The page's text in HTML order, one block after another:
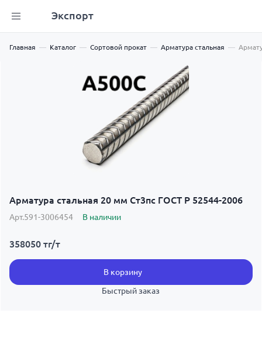
Экспорт
Главная Каталог Сортовой прокат Арматура стальная
Арматура стальная 20 мм Ст3пс ГОСТ Р 52544-2006
Арт.591-3006454 В наличии
358050тг/т
В корзину
Быстрый заказ